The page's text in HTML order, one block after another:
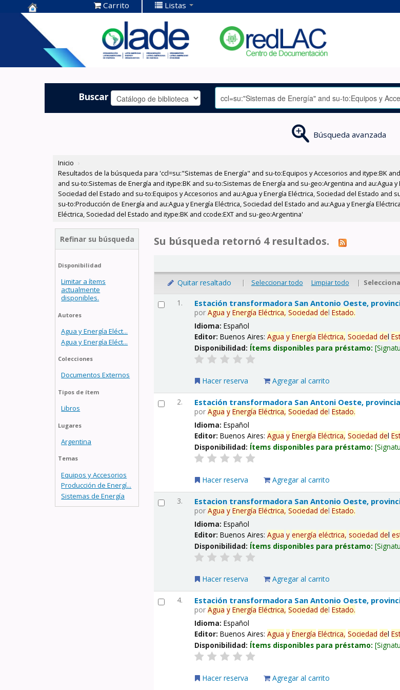
Centro de
Documentación
OLADE -
Carrito Listas
Buscar
Búsqueda avanzada
Inicio ›
Resultados de la búsqueda para 'ccl=su:"Sistemas de Energía" and su-to:Equipos y Accesorios and itype:BK
and su-to:Sistemas de Energía and itype:BK and su-to:Sistemas de Energía and su-geo:Argentina and au:Agua
Sociedad del Estado and su-to:Equipos y Accesorios and au:Agua y Energía Eléctrica, Sociedad del Estado
su-to:Producción de Energía and au:Agua y Energía Eléctrica, Sociedad del Estado and au:Agua y Energía
Eléctrica, Sociedad del Estado and itype:BK and ccode:EXT and su-geo:Argentina'
Refinar su búsqueda
Disponibilidad
Limitar a ítems
actualmente
disponibles.
Autores
Agua y Energía Eléct...
Agua y Energía Eléct...
Colecciones
Documentos Externos
Tipos de ítem
Libros
Lugares
Argentina
Temas
Equipos y Accesorios
Producción de Energí...
Sistemas de Energía
Su búsqueda retornó 4 resultados.
Quitar resaltado | Seleccionar todo Limpiar todo |
1. Estación transformadora San Antonio Oeste,
porAgua y Energía Eléctrica, Sociedad delEstado.
Idioma:Español
Editor:Buenos Aires:Agua y Energía Eléctrica, Sociedad del
Disponibilidad: Ítems disponibles para préstamo:
Hacer reserva Agregar al carrito
2. Estación transformadora San Antoni Oeste, provincia
porAgua y Energía Eléctrica, Sociedad delEstado.
Idioma:Español
Editor:Buenos Aires:Agua y Energía Eléctrica, Sociedad del
Disponibilidad: Ítems disponibles para préstamo:
Hacer reserva Agregar al carrito
3. Estacion transformadora San Antonio Oeste,
porAgua y Energía Eléctrica, Sociedad delEstado.
Idioma:Español
Editor:Buenos Aires:Agua y energía eléctrica, sociedad del
Disponibilidad: Ítems disponibles para préstamo:
Hacer reserva Agregar al carrito
4. Estación transformadora San Antonio Oeste,
porAgua y Energía Eléctrica, Sociedad delEstado.
Idioma:Español
Editor:Buenos Aires:Agua y Energía Eléctrica, Sociedad del
Disponibilidad: Ítems disponibles para préstamo:
Hacer reserva Agregar al carrito